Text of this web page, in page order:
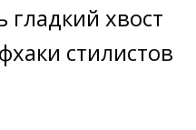
гладкий хвост
стилистов